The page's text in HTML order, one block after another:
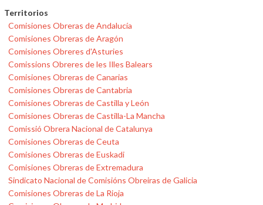
Territorios
Comisiones Obreras de Andalucía
Comisiones Obreras de Aragón
Comisiones Obreres d'Asturies
Comissions Obreres de les Illes Balears
Comisiones Obreras de Canarias
Comisiones Obreras de Cantabria
Comisiones Obreras de Castilla y León
Comisiones Obreras de Castilla-La Mancha
Comissió Obrera Nacional de Catalunya
Comisiones Obreras de Ceuta
Comisiones Obreras de Euskadi
Comisiones Obreras de Extremadura
Sindicato Nacional de Comisións Obreiras de Galicia
Comisiones Obreras de La Rioja